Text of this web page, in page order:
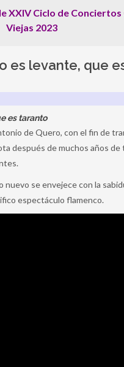
XXIV Ciclo de
Viejas 2023
es levante, que
es taranto
de Quero, con el fin de
después de muchos años de
se envejece con la
espectáculo flamenco.